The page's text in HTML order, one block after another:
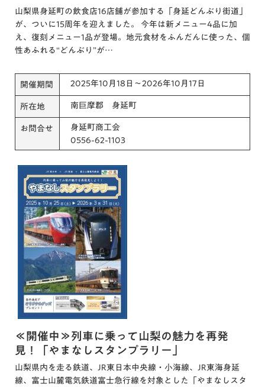
山梨県身延町の飲食店16店舗が参加する「身延どんぶり街道」
が、ついに15周年を迎えました。 今年は新メニュー4品に加
え、復刻メニュー1品が登場。地元食材をふんだんに使った、個
性あふれる“どんぶり”が…
開催期間 2025年10月18日～2026年10月17日
所在地 南巨摩郡 身延町
お問合せ
身延町商工会
0556-62-1103
≪開催中≫列車に乗って山梨の魅力を再発
見！「やまなしスタンプラリー」
山梨県内を走る鉄道、JR東日本中央線・小海線、JR東海身延
線、富士山麓電気鉄道富士急行線を対象とした「やまなしスタ